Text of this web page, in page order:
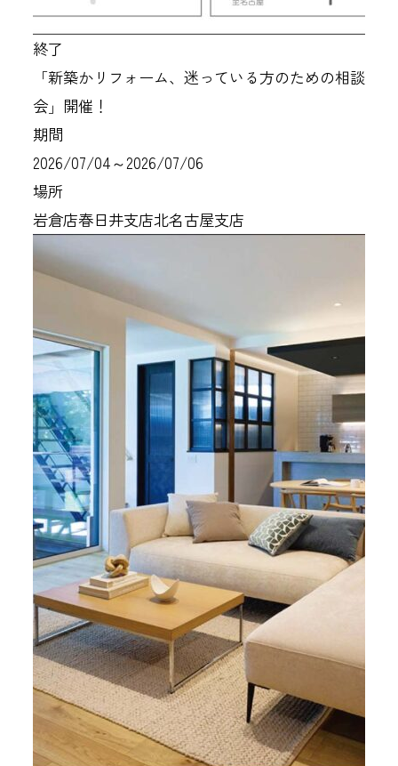
終了
「新築かリフォーム、迷っている方のための相談
会」開催！
期間
2026/07/04～2026/07/06
場所
岩倉店春日井支店北名古屋支店